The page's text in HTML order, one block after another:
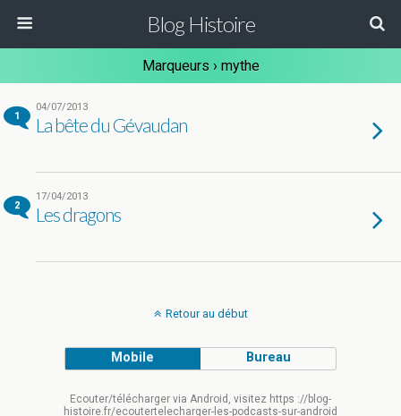
Blog Histoire
Marqueurs › mythe
1
04/07/2013
La bête du Gévaudan
2
17/04/2013
Les dragons
Retour au début
Mobile Bureau
Ecouter/télécharger via Android, visitez https ://blog-
histoire.fr/ecoutertelecharger-les-podcasts-sur-android